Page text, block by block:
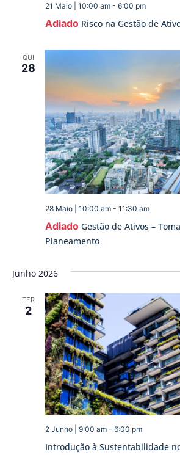
Adiado Risco na Gestão de
21 Maio | 10:00 am- 6:00 pm
QUI
28
Adiado Gestão de Ativos –
Planeamento
28 Maio | 10:00 am- 11:30 am
Junho 2026
TER
2
Introdução à Sustentabilidade
2 Junho | 9:00 am- 6:00 pm